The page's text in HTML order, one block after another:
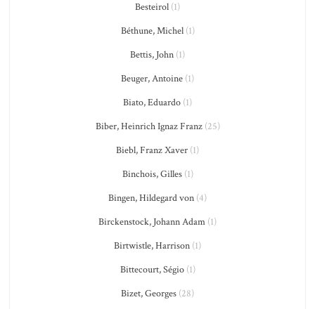
Besteirol (1)
Béthune, Michel(1)
Bettis, John (1)
Beuger, Antoine (1)
Biato, Eduardo (1)
Biber, Heinrich Ignaz Franz(25)
Biebl, Franz Xaver (1)
Binchois, Gilles(1)
Bingen, Hildegard von (4)
Birckenstock, Johann Adam (1)
Birtwistle, Harrison (1)
Bittecourt, Ségio(1)
Bizet, Georges (28)